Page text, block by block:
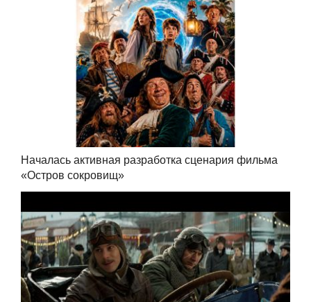
Началась активная разработка сценария фильма
«Остров сокровищ»